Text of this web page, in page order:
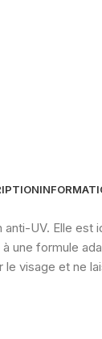
UV. Elle
une formule
visage et